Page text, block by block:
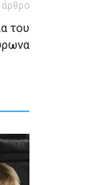
άρθρο
του